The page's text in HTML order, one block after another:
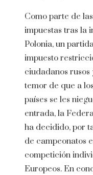
Como parte de
impuestas tras la
Polonia, un
impuesto
ciudadanos
temor de que a
países se les
entrada, la
ha decidido, por
de campeonatos
competición
Europeos. En